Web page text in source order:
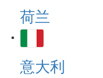
荷兰
意大利